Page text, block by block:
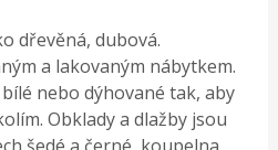
dřevěná, dubová.
a lakovaným nábytkem.
nebo dýhované tak, aby
Obklady a dlažby jsou